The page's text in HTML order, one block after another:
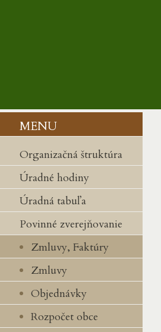
MENU
Organizačná štruktúra
Úradné hodiny
Úradná tabuľa
Povinné zverejňovanie
Zmluvy, Faktúry
Zmluvy
Objednávky
Rozpočet obce